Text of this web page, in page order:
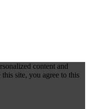
content and
site, you agree to this